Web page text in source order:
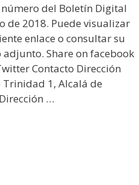
del Boletín Digital
de 2018. Puede visualizar
enlace o consultar su
adjunto. Share on facebook
Contacto Dirección
1, Alcalá de
…